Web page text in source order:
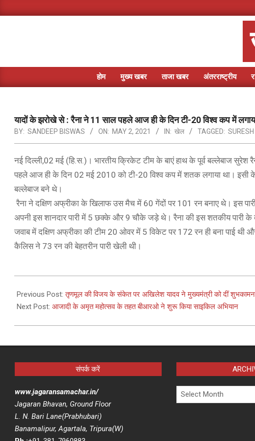
to
होम मुख्य खबर ताजा खबर अंतरराष्ट्रीय
यादों के झरोखे से : रैना ने 11 साल पहले आज ही के दिन टी-20 विश्व कप में
BY: SANDEEP BISWAS ON: MAY 2, 2021 IN: खेल TAGGED:
नई दिल्ली,02 मई (हि.स.)। भारतीय क्रिकेट टीम के बाएं हाथ के पूर्व बल्लेबाज
पहले आज ही के दिन 02 मई 2010 को टी-20 विश्व कप में शतक लगाया था। इसी
बल्लेबाज बने थे।
रैना ने दक्षिण अफ्रीका के खिलाफ उस मैच में 60 गेंदों पर 101 रन बनाए थे। इस
अपनी इस शानदार पारी में 5 छक्के और 9 चौके जड़े थे। रैना की इस शतकीय पारी
जवाब में दक्षिण अफ्रीका की टीम 20 ओवर में 5 विकेट पर 172 रन ही बना पाई
कैलिस ने 73 रन की बेहतरीन पारी खेली थी।
05-
02
Previous Post:तृणमूल की विजय के संकेत पर अखिलेश यादव ने मुख्यमंत्री को दीं
Next Post: आजादी के अमृत महोत्सव के तहत बीआरओ ने शुरू किया साइकिल अभियान
संपर्क करें
www.jagaransamachar.in/
Jagaran Bhavan, Ground Floor
L. N. Bari Lane(Prabhubari)
Banamalipur, Agartala, Tripura(W)
Archives